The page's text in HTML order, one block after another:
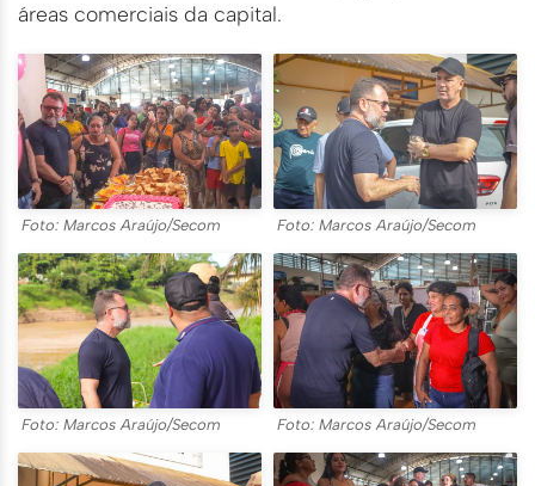
áreas comerciais da capital.
Foto: Marcos Araújo/Secom Foto: Marcos Araújo/Secom
Foto: Marcos Araújo/Secom Foto: Marcos Araújo/Secom